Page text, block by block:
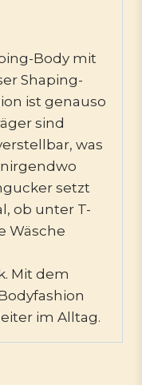
Body mit
Shaping-
ist genauso
sind
was
setzt
ob unter T-
Wäsche
Mit dem
im Alltag.